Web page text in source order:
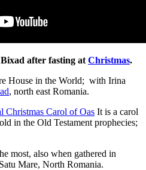
after fasting at Christmas.
House in the World; with Irina
, north east Romania.
Christmas Carol of Oas It is a carol
in the Old Testament prophecies;
most, also when gathered in
Mare, North Romania.